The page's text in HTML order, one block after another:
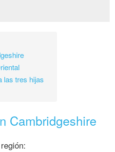
las tres hijas
Cambridgeshire